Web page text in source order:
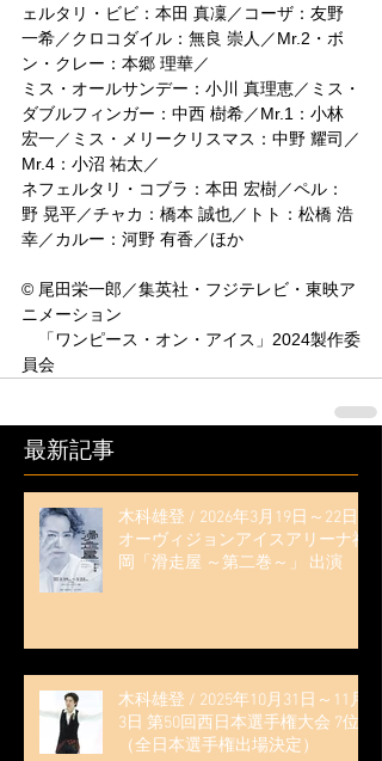
ェルタリ・ビビ：本田 真凜／コーザ：友野
一希／クロコダイル：無良 崇人／Mr.2・ボ
ン・クレー：本郷 理華／
ミス・オールサンデー：小川 真理恵／ミス・
ダブルフィンガー：中西 樹希／Mr.1：小林
宏一／ミス・メリークリスマス：中野 耀司／
Mr.4：小沼 祐太／
ネフェルタリ・コブラ：本田 宏樹／ペル：
野 晃平／チャカ：橋本 誠也／トト：松橋 浩
幸／カルー：河野 有香／ほか
© 尾田栄一郎／集英社・フジテレビ・東映ア
ニメーション
「ワンピース・オン・アイス」2024製作委
員会
最新記事
木科雄登 / 2026年3月19日～22日
オーヴィジョンアイスアリーナ福
岡「滑走屋 ～第二巻～」 出演
木科雄登 / 2025年10月31日～11月
3日 第50回西日本選手権大会 7位
（全日本選手権出場決定）